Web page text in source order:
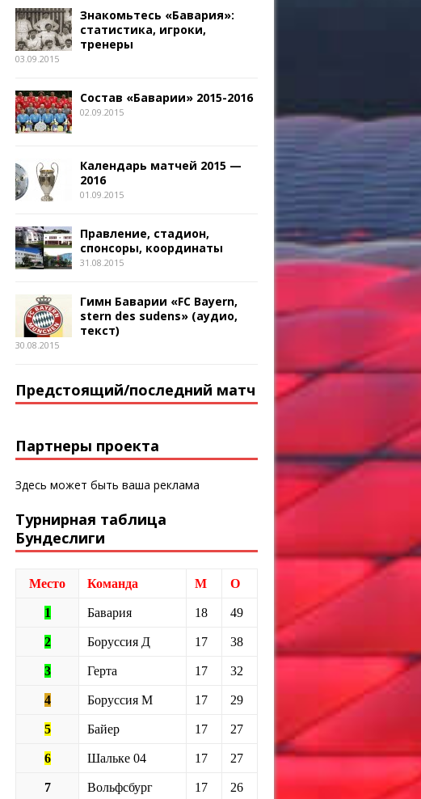
Знакомьтесь «Бавария»:
статистика, игроки,
тренеры
03.09.2015
Состав «Баварии» 2015-2016
02.09.2015
Календарь матчей 2015 —
2016
01.09.2015
Правление, стадион,
спонсоры, координаты
31.08.2015
Гимн Баварии «FC Bayern,
stern des sudens» (аудио,
текст)
30.08.2015
Предстоящий/последний матч
Партнеры проекта
Здесь может быть ваша реклама
Турнирная таблица
Бундеслиги
Место Команда М О
1 Бавария 18 49
2 Боруссия Д 17 38
3 Герта 17 32
4 Боруссия М 17 29
5 Байер 17 27
6 Шальке 04 17 27
7 Вольфсбург 17 26